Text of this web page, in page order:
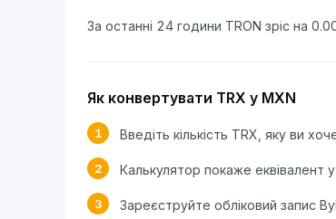
За останні 24 години TRON зріс на
Як конвертувати TRX у MXN
1 Введіть кількість TRX, яку ви
2 Калькулятор покаже еквівалент
3 Зареєструйте обліковий запис